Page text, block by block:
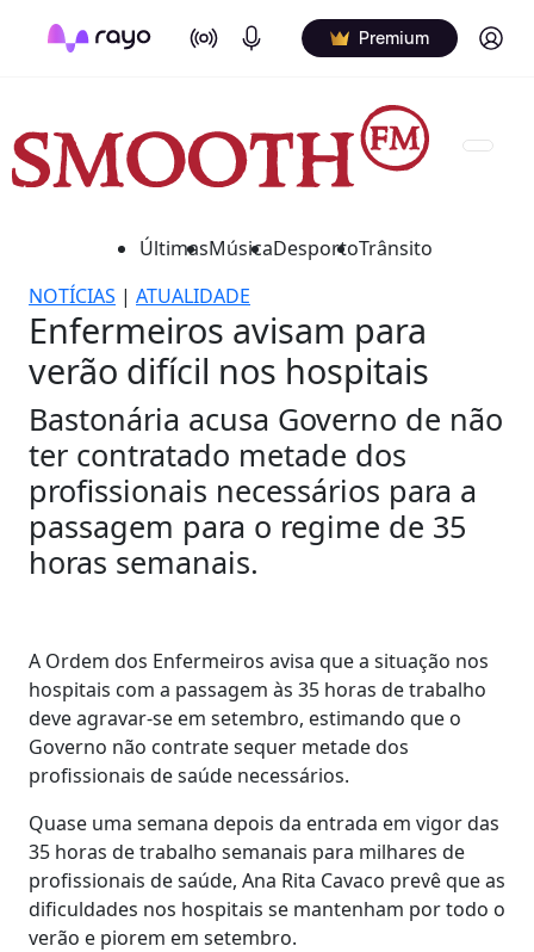
On Air Podcasts Premium Log in
ÚltimasMúsicaDesportoTrânsito
NOTÍCIAS | ATUALIDADE
Enfermeiros avisam para
verão difícil nos hospitais
Bastonária acusa Governo de não
ter contratado metade dos
profissionais necessários para a
passagem para o regime de 35
horas semanais.
A Ordem dos Enfermeiros avisa que a situação nos
hospitais com a passagem às 35 horas de trabalho
deve agravar-se em setembro, estimando que o
Governo não contrate sequer metade dos
profissionais de saúde necessários.
Quase uma semana depois da entrada em vigor das
35 horas de trabalho semanais para milhares de
profissionais de saúde, Ana Rita Cavaco prevê que as
dificuldades nos hospitais se mantenham por todo o
verão e piorem em setembro.